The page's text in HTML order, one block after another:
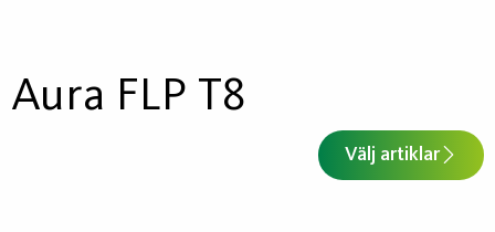
Aura FLP T8
Välj artiklar